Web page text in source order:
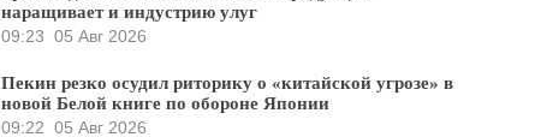
наращивает и индустрию улуг
09:23 05 Авг 2026
Пекин резко осудил риторику о «китайской угрозе» в
новой Белой книге по обороне Японии
09:22 05 Авг 2026